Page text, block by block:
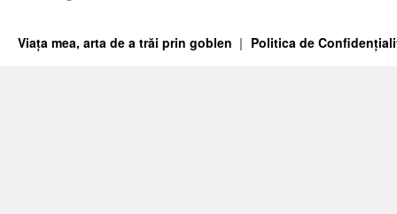
Viața mea, arta de a trăi prin goblen Politica de